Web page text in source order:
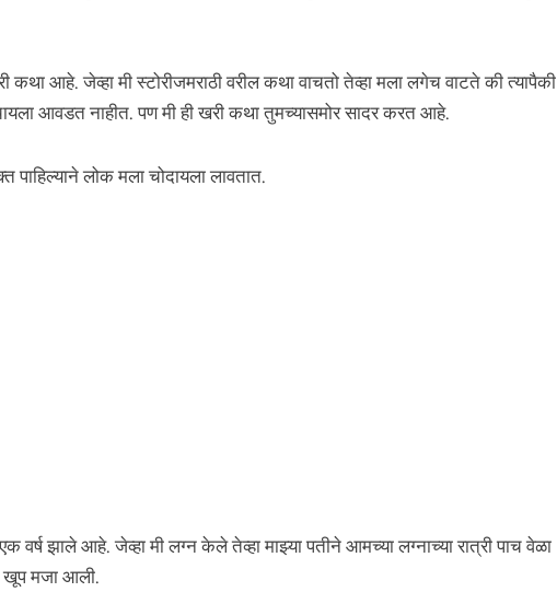
आहे. जेव्हा मी स्टोरीजमराठी वरील कथा वाचतो तेव्हा मला लगेच वाटते की त्यापैकी
आवडत नाहीत. पण मी ही खरी कथा तुमच्यासमोर सादर करत आहे.
लोक मला चोदायला लावतात.
झाले आहे. जेव्हा मी लग्न केले तेव्हा माझ्या पतीने आमच्या लग्नाच्या रात्री पाच वेळा
खूप मजा आली.